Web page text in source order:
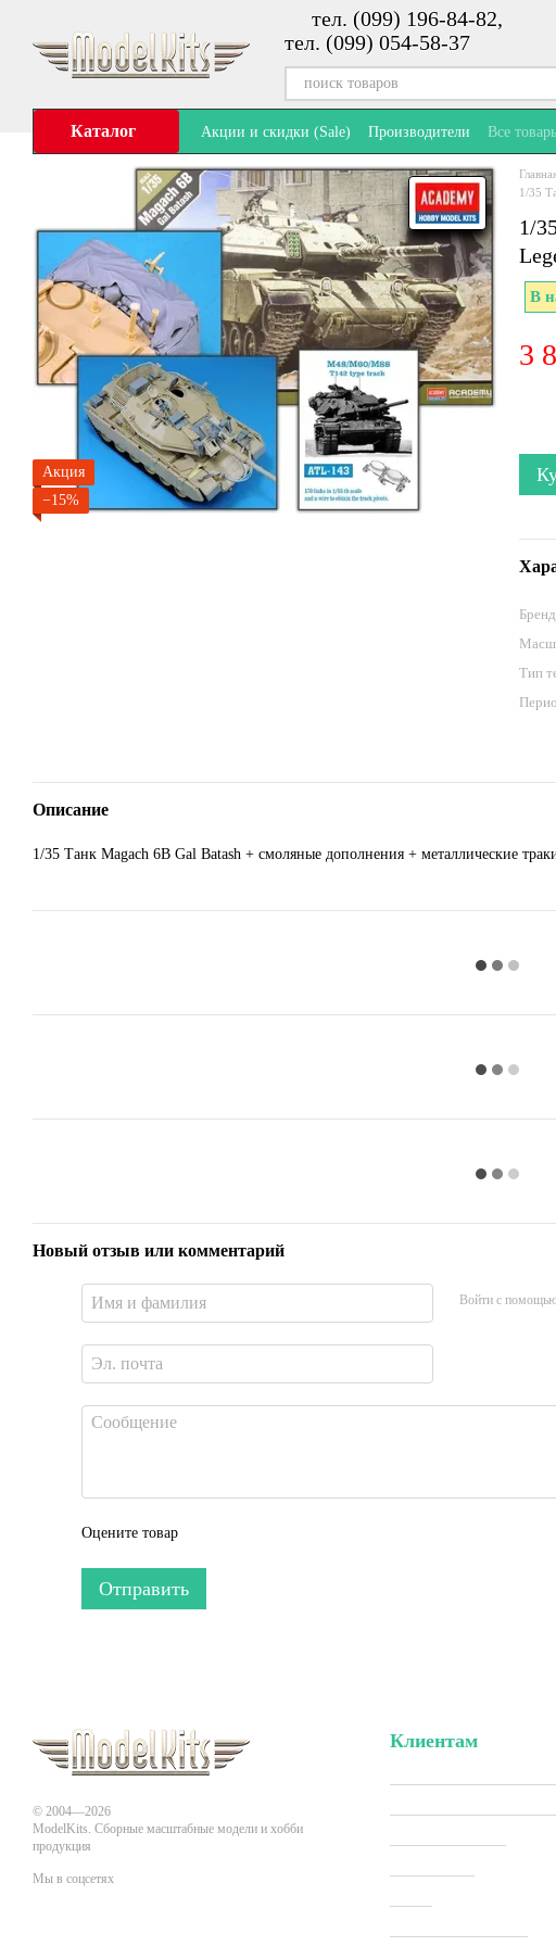
тел. (099) 196-84-82,
тел. (099) 054-58-37
Каталог Акции и скидки (Sale) Производители Все
Акция
−15%
1/35
1/
В
3
Бренд
Тип
Описание
1/35 Танк Magach 6B Gal Batash + смоляные дополнения + металлические
Новый отзыв или комментарий
Войти с
Оцените товар
Отправить
© 2004—2026
ModelKits. Сборные масштабные модели и хобби
продукция
Мы в соцсетях
Клиентам